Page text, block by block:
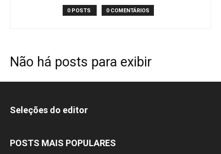
0 POSTS 0 COMENTÁRIOS
Não há posts para exibir
Seleções do editor
POSTS MAIS POPULARES